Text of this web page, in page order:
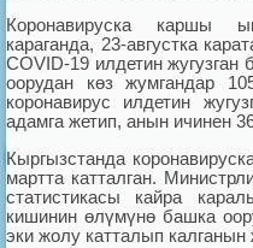
Коронавируска каршы
караганда, 23-августка
COVID-19 илдетин
оорудан көз жумгандар
коронавирус илдетин
адамга жетип, анын ичинен
Кыргызстанда
мартта катталган.
статистикасы кайра
кишинин өлүмүнө башка
эки жолу катталып калганын